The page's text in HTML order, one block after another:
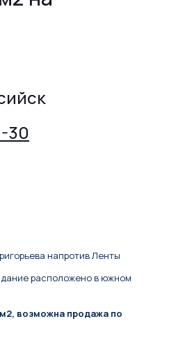
30
напротив Ленты
расположено в южном
возможна продажа по